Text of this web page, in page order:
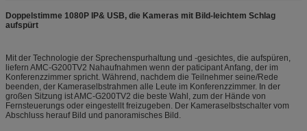
Doppelstimme 1080P IP& USB, die Kameras mit Bild-leichtem Schlag
aufspürt
Mit der Technologie der Sprechenspurhaltung und -gesichtes, die aufspüren,
liefern AMC-G200TV2 Nahaufnahmen wenn der paticipant Anfang, der im
Konferenzzimmer spricht. Während, nachdem die Teilnehmer seine/Rede
beenden, der Kameraselbstrahmen alle Leute im Konferenzzimmer. In der
großen Sitzung ist AMC-G200TV2 die beste Wahl, zum der Hände von
Fernsteuerungs oder eingestellt freizugeben. Der Kameraselbstschalter vom
Abschluss herauf Bild und panoramisches Bild.